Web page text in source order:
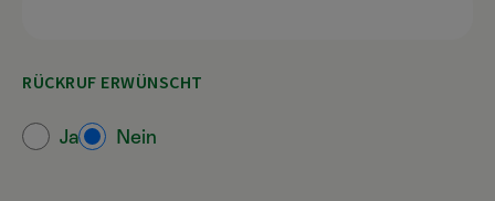
RÜCKRUF ERWÜNSCHT
Ja Nein